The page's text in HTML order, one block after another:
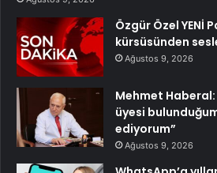
Özgür Özel YENİ
kürsüsünden
Ağustos 9, 2026
Mehmet
üyesi
ediyorum”
Ağustos 9, 2026